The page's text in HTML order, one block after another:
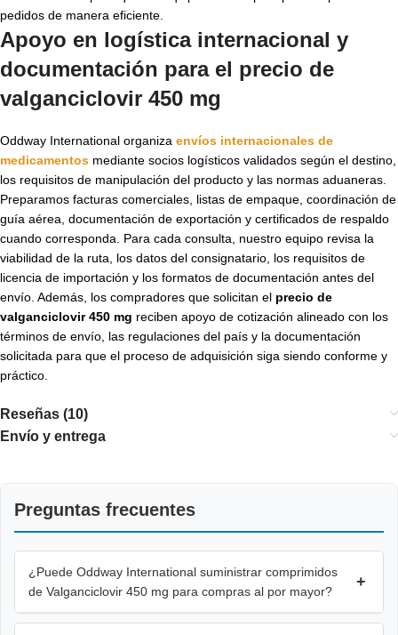
pedidos de manera eficiente.
Apoyo en logística internacional y
documentación para el precio de
valganciclovir 450 mg
Oddway International organiza envíos internacionales de
medicamentos mediante socios logísticos validados según el destino,
los requisitos de manipulación del producto y las normas aduaneras.
Preparamos facturas comerciales, listas de empaque, coordinación de
guía aérea, documentación de exportación y certificados de respaldo
cuando corresponda. Para cada consulta, nuestro equipo revisa la
viabilidad de la ruta, los datos del consignatario, los requisitos de
licencia de importación y los formatos de documentación antes del
envío. Además, los compradores que solicitan el precio de
valganciclovir 450 mg reciben apoyo de cotización alineado con los
términos de envío, las regulaciones del país y la documentación
solicitada para que el proceso de adquisición siga siendo conforme y
práctico.
Reseñas (10)
Envío y entrega
Preguntas frecuentes
¿Puede Oddway International suministrar comprimidos
de Valganciclovir 450 mg para compras al por mayor?
+